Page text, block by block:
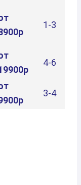
1-3
4-6
3-4